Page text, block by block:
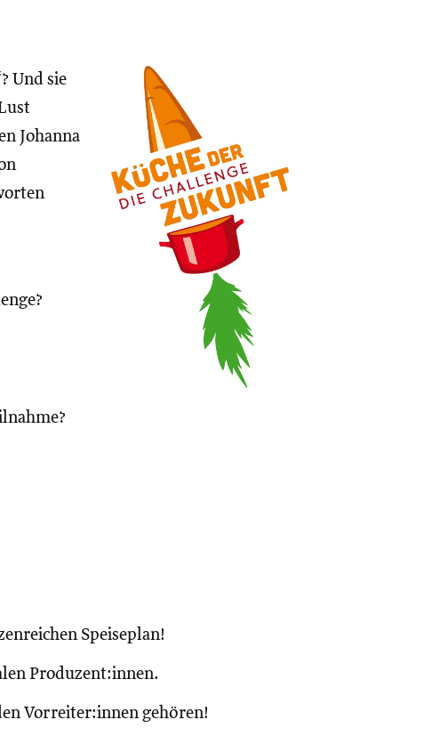
Und sie
Johanna
Speiseplan!
Produzent:innen.
Vorreiter:innen gehören!